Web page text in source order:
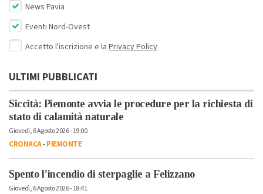
News Pavia
Eventi Nord-Ovest
Accetto l'iscrizione e la Privacy Policy
ULTIMI PUBBLICATI
Siccità: Piemonte avvia le procedure per la richiesta di
stato di calamità naturale
Giovedì, 6 Agosto 2026 - 19:00
CRONACA-PIEMONTE
Spento l’incendio di sterpaglie a Felizzano
Giovedì, 6 Agosto 2026 - 18:41